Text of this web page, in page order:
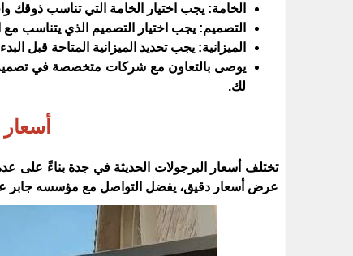
الخامة: يجب اختيار الخامة التي تناسب ذوقك
التصميم: يجب اختيار التصميم الذي يتناسب مع
الميزانية: يجب تحديد الميزانية المتاحة قبل
يوصى بالتعاون مع شركات متخصصة في تصميم
لك.
تختلف أسعار البرجولات الحديثة في جدة بناءً على
عرض أسعار دقيق، يفضل التواصل مع مؤسسه جابر